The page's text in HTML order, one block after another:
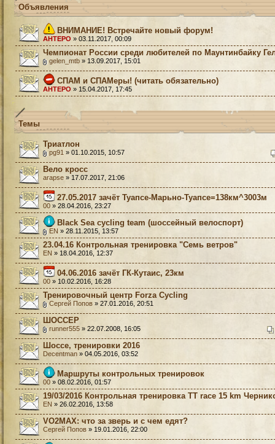
Объявления
ВНИМАНИЕ! Встречайте новый форум!
AHTEPO » 03.11.2017, 00:09
Чемпионат России среди любителей по Маунтинбайку
gelen_mtb » 13.09.2017, 15:01
СПАМ и СПАМеры! (читать обязательно)
AHTEPO » 15.04.2017, 17:45
Темы
Триатлон
pg91 » 01.10.2015, 10:57
Вело кросс
arapse » 17.07.2017, 21:06
27.05.2017 зачёт Туапсе-Марьно-Туапсе=138км^3003м
00 » 28.04.2016, 23:27
Black Sea cycling team (шоссейный велоспорт)
EN » 28.11.2015, 13:57
23.04.16 Контрольная тренировка "Семь ветров"
EN » 18.04.2016, 12:37
04.06.2016 зачёт ГК-Кутаис, 23км
00 » 10.02.2016, 16:28
Тренировочный центр Forza Cycling
Сергей Попов » 27.01.2016, 20:51
ШОССЕР
runner555 » 22.07.2008, 16:05
Шоссе, тренировки 2016
Decentman » 04.05.2016, 03:52
Маршруты контрольных тренировок
00 » 08.02.2016, 01:57
19/03/2016 Контрольная тренировка TT race 15 km
EN » 26.02.2016, 13:58
VO2MAX: что за зверь и с чем едят?
Сергей Попов » 19.01.2016, 22:00